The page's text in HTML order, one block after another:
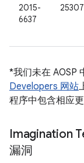
2015-
6637
*我们未在 AOSP
Developers 网站
程序中包含相应更
Imagination
漏洞